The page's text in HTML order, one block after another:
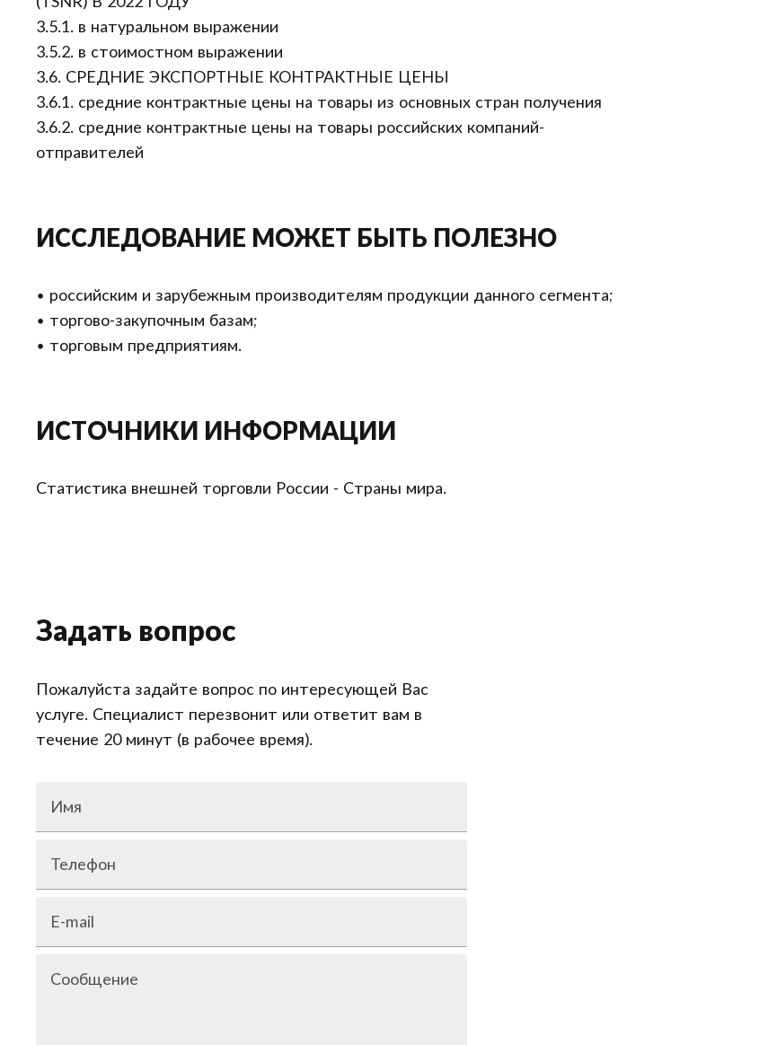
3.5.1. в натуральном выражении
3.5.2. в стоимостном выражении
3.6. СРЕДНИЕ ЭКСПОРТНЫЕ КОНТРАКТНЫЕ ЦЕНЫ
3.6.1. средние контрактные цены на товары из основных стран получения
3.6.2. средние контрактные цены на товары российских компаний-
отправителей
ИССЛЕДОВАНИЕ МОЖЕТ БЫТЬ ПОЛЕЗНО
• российским и зарубежным производителям продукции данного сегмента;
• торгово-закупочным базам;
• торговым предприятиям.
ИСТОЧНИКИ ИНФОРМАЦИИ
Статистика внешней торговли России - Страны мира.
Задать вопрос
Пожалуйста задайте вопрос по интересующей Вас
услуге. Специалист перезвонит или ответит вам в
течение 20 минут (в рабочее время).
Имя
Телефон
E-mail
Сообщение